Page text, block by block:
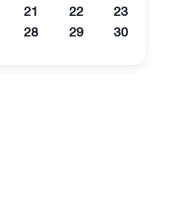
21 22
23
28 29
30